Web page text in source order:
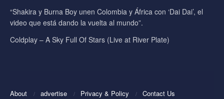
“Shakira y Burna Boy unen Colombia y África con ‘Dai Dai’, el
video que está dando la vuelta al mundo”.
Coldplay – A Sky Full Of Stars (Live at River Plate)
About advertise Privacy & Policy Contact Us